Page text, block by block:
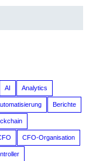
AI Analytics
Berichte
CFO-Organisation